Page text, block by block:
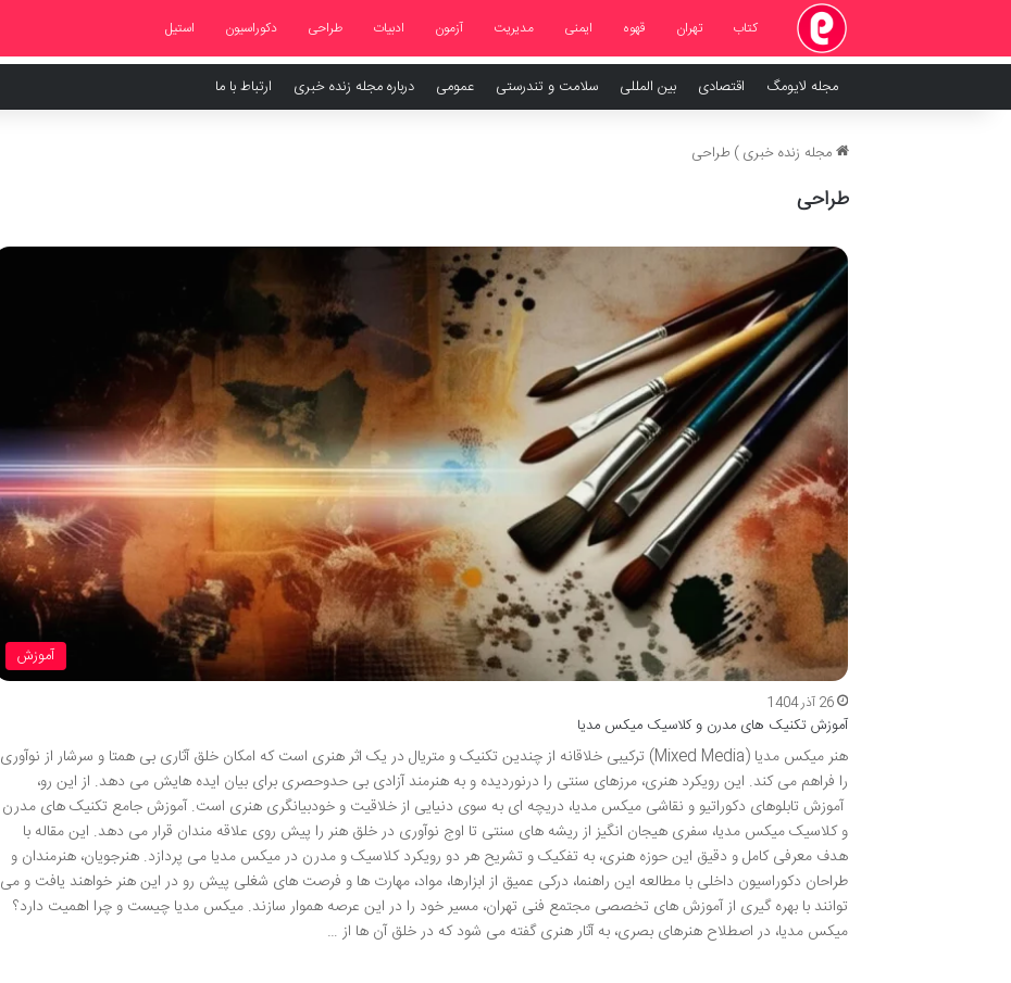
کتاب تهران قهوه ایمنی مدیریت آزمون ادبیات طراحی دکوراسیون استیل
مجله لایومگ اقتصادی بین المللی سلامت و تندرستی عمومی درباره مجله زنده خبری ارتباط با ما
مجله زنده خبری ) طراحی
طراحی
آموزش
26 آذر 1404
آموزش تکنیک های مدرن و کلاسیک میکس مدیا
هنر میکس مدیا (Mixed Media) ترکیبی خلاقانه از چندین تکنیک و متریال در یک اثر هنری است که امکان خلق آثاری بی همتا و سرشار از نوآوری
را فراهم می کند. این رویکرد هنری، مرزهای سنتی را درنوردیده و به هنرمند آزادی بی حدوحصری برای بیان ایده هایش می دهد. از این رو،
آموزش تابلوهای دکوراتیو و نقاشی میکس مدیا، دریچه ای به سوی دنیایی از خلاقیت و خودبیانگری هنری است. آموزش جامع تکنیک های مدرن
و کلاسیک میکس مدیا، سفری هیجان انگیز از ریشه های سنتی تا اوج نوآوری در خلق هنر را پیش روی علاقه مندان قرار می دهد. این مقاله با
هدف معرفی کامل و دقیق این حوزه هنری، به تفکیک و تشریح هر دو رویکرد کلاسیک و مدرن در میکس مدیا می پردازد. هنرجویان، هنرمندان و
طراحان دکوراسیون داخلی با مطالعه این راهنما، درکی عمیق از ابزارها، مواد، مهارت ها و فرصت های شغلی پیش رو در این هنر خواهند یافت و می
توانند با بهره گیری از آموزش های تخصصی مجتمع فنی تهران، مسیر خود را در این عرصه هموار سازند. میکس مدیا چیست و چرا اهمیت دارد؟
میکس مدیا، در اصطلاح هنرهای بصری، به آثار هنری گفته می شود که در خلق آن ها از …